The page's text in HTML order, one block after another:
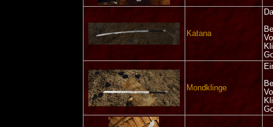
Katana
Mondklinge